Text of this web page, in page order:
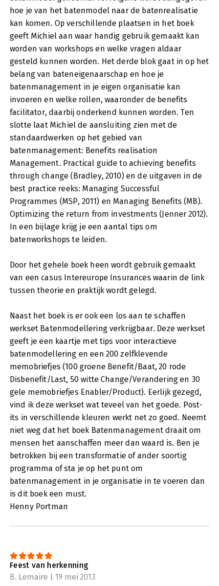
hoe je van het batenmodel naar de batenrealisatie
kan komen. Op verschillende plaatsen in het boek
geeft Michiel aan waar handig gebruik gemaakt kan
worden van workshops en welke vragen aldaar
gesteld kunnen worden. Het derde blok gaat in op het
belang van bateneigenaarschap en hoe je
batenmanagement in je eigen organisatie kan
invoeren en welke rollen, waaronder de benefits
facilitator, daarbij onderkend kunnen worden. Ten
slotte laat Michiel de aansluiting zien met de
standaardwerken op het gebied van
batenmanagement: Benefits realisation
Management. Practical guide to achieving benefits
through change (Bradley, 2010) en de uitgaven in de
best practice reeks: Managing Successful
Programmes (MSP, 2011) en Managing Benefits (MB).
Optimizing the return from investments (Jenner 2012).
In een bijlage krijg je een aantal tips om
batenworkshops te leiden.
Door het gehele boek heen wordt gebruik gemaakt
van een casus Intereurope Insurances waarin de link
tussen theorie en praktijk wordt gelegd.
Naast het boek is er ook een los aan te schaffen
werkset Batenmodellering verkrijgbaar. Deze werkset
geeft je een kaartje met tips voor interactieve
batenmodellering en een 200 zelfklevende
memobriefjes (100 groene Benefit/Baat, 20 rode
Disbenefit/Last, 50 witte Change/Verandering en 30
gele memobriefjes Enabler/Product). Eerlijk gezegd,
vind ik deze werkset wat teveel van het goede. Post-
its in verschillende kleuren werkt net zo goed. Neemt
niet weg dat het boek Batenmanagement draait om
mensen het aanschaffen meer dan waard is. Ben je
betrokken bij een transformatie of ander soortig
programma of sta je op het punt om
batenmanagement in je organisatie in te voeren dan
is dit boek een must.
Henny Portman
Feest van herkenning
B. Lemaire | 19 mei 2013